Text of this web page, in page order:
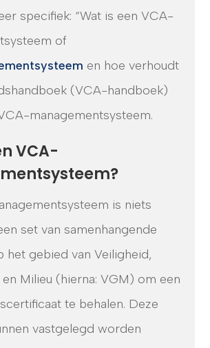
specifiek: “Wat is een VCA-
of
en hoe verhoudt
(VCA-handboek)
managementsysteem.
VCA-
is niets
set van samenhangende
het gebied van Veiligheid,
Milieu (hierna: VGM) om een
te behalen. Deze
vastgelegd worden